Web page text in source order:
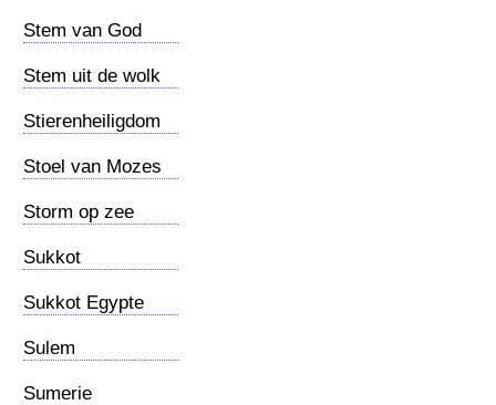
Stem van God
Stem uit de wolk
Stierenheiligdom
Stoel van Mozes
Storm op zee
Sukkot
Sukkot Egypte
Sulem
Sumerie